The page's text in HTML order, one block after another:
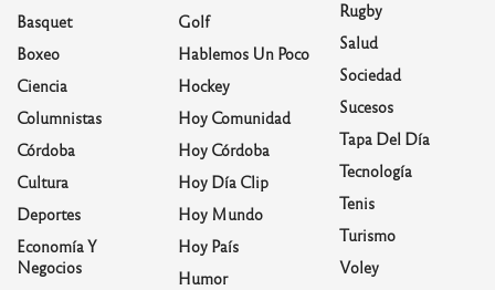
Basquet
Boxeo
Ciencia
Columnistas
Córdoba
Cultura
Deportes
Economía Y
Negocios
Golf
Hablemos Un Poco
Hockey
Hoy Comunidad
Hoy Córdoba
Hoy Día Clip
Hoy Mundo
Hoy País
Humor
Rugby
Salud
Sociedad
Sucesos
Tapa Del Día
Tecnología
Tenis
Turismo
Voley